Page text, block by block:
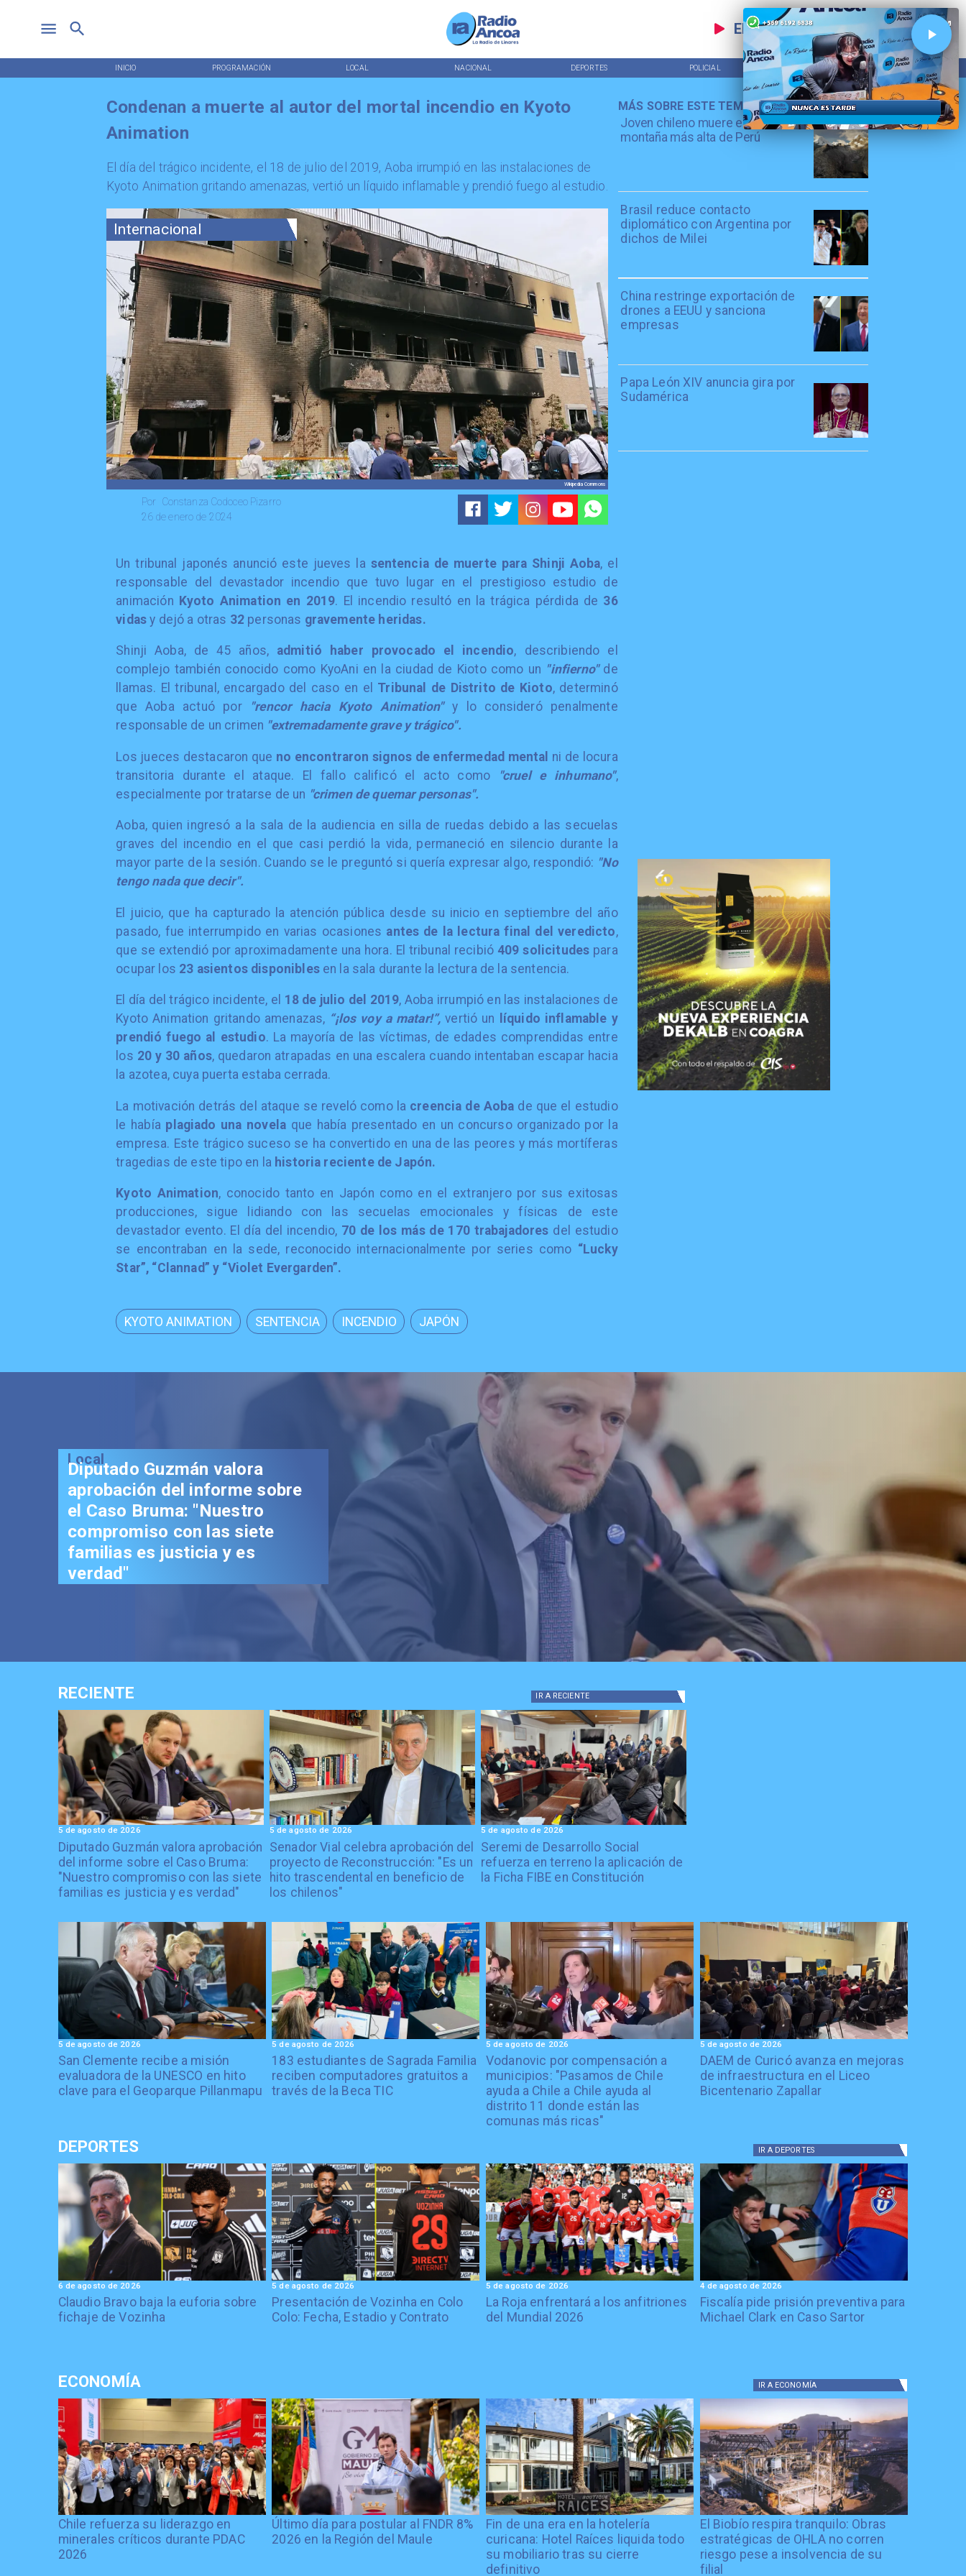
EN VIVO
INICIO PROGRAMACIÓN LOCAL NACIONAL DEPORTES POLICIAL TENDENCIAS
Internacional
Constanza Codoceo Pizarro
Por
26 de enero de 2024
Wikipedia Commons
Joven chileno muere escalando
montaña más alta de Perú
Brasil reduce contacto
diplomático con Argentina por
dichos de Milei
China restringe exportación de
drones a EEUU y sanciona
empresas
Papa León XIV anuncia gira por
Sudamérica
MÁS SOBRE ESTE TEMA
Condenan a muerte al autor del mortal incendio en Kyoto
Animation
​El día del trágico incidente, el 18 de julio del 2019, Aoba irrumpió en las instalaciones de
Kyoto Animation gritando amenazas, vertió un líquido inflamable y prendió fuego al estudio.
Un tribunal japonés anunció este jueves la sentencia de muerte para Shinji Aoba, el
responsable del devastador incendio que tuvo lugar en el prestigioso estudio de
animación Kyoto Animation en 2019. El incendio resultó en la trágica pérdida de 36
vidas y dejó a otras 32 personas gravemente heridas.
​Shinji Aoba, de 45 años, admitió haber provocado el incendio, describiendo el
complejo también conocido como KyoAni en la ciudad de Kioto como un "infierno"de
llamas. El tribunal, encargado del caso en el Tribunal de Distrito de Kioto, determinó
que Aoba actuó por
"rencor hacia Kyoto Animation"y lo consideró penalmente
responsable de un crimen "extremadamente grave y trágico".
​Los jueces destacaron que no encontraron signos de enfermedad mental ni de locura
transitoria durante el ataque. El fallo calificó el acto como
"cruel e inhumano",
especialmente por tratarse de un "crimen de quemar personas".
​Aoba, quien ingresó a la sala de la audiencia en silla de ruedas debido a las secuelas
graves del incendio en el que casi perdió la vida, permaneció en silencio durante la
mayor parte de la sesión. Cuando se le preguntó si quería expresar algo, respondió: "No
tengo nada que decir".
​El juicio, que ha capturado la atención pública desde su inicio en septiembre del año
pasado, fue interrumpido en varias ocasiones antes de la lectura final del veredicto,
que se extendió por aproximadamente una hora. El tribunal recibió 409 solicitudes para
ocupar los 23 asientos disponiblesen la sala durante la lectura de la sentencia.
El día del trágico incidente, el 18 de julio del 2019, Aoba irrumpió en las instalaciones de
Kyoto Animation gritando amenazas, “¡los voy a matar!”,vertió un
líquido inflamable y
prendió fuego al estudio. La mayoría de las víctimas, de edades comprendidas entre
los 20 y 30 años, quedaron atrapadas en una escalera cuando intentaban escapar hacia
la azotea, cuya puerta estaba cerrada.
La motivación detrás del ataque se reveló como la creencia de Aoba de que el estudio
le había plagiado una novela que había presentado en un concurso organizado por la
empresa. Este trágico suceso se ha convertido en una de las peores y más mortíferas
tragedias de este tipo en la historia reciente de Japón.
Kyoto Animation, conocido tanto en Japón como en el extranjero por sus exitosas
producciones, sigue lidiando con las secuelas emocionales y físicas de este
devastador evento. El día del incendio, 70 de los más de 170 trabajadores del estudio
se encontraban en la sede, reconocido internacionalmente por series como “Lucky
Star”, “Clannad” y “Violet Evergarden”.
KYOTO ANIMATION SENTENCIA INCENDIO JAPÓN
Local
Senador Vial celebra
aprobación del proyecto de
Reconstrucción: "Es un hito
trascendental en beneficio de
los chilenos"
RECIENTE IR A RECIENTE
Diputado Guzmán valora aprobación
del informe sobre el Caso Bruma:
"Nuestro compromiso con las siete
familias es justicia y es verdad"
5 de agosto de 2026
Senador Vial celebra aprobación del
proyecto de Reconstrucción: "Es un
hito trascendental en beneficio de
los chilenos"
5 de agosto de 2026
Seremi de Desarrollo Social
refuerza en terreno la aplicación de
la Ficha FIBE en Constitución
5 de agosto de 2026
San Clemente recibe a misión
evaluadora de la UNESCO en hito
clave para el Geoparque Pillanmapu
5 de agosto de 2026
183 estudiantes de Sagrada Familia
reciben computadores gratuitos a
través de la Beca TIC
5 de agosto de 2026
Vodanovic por compensación a
municipios: "Pasamos de Chile
ayuda a Chile a Chile ayuda al
distrito 11 donde están las
comunas más ricas"
5 de agosto de 2026
DAEM de Curicó avanza en mejoras
de infraestructura en el Liceo
Bicentenario Zapallar
5 de agosto de 2026
DEPORTES IR A DEPORTES
Claudio Bravo baja la euforia sobre
fichaje de Vozinha
6 de agosto de 2026
Presentación de Vozinha en Colo
Colo: Fecha, Estadio y Contrato
5 de agosto de 2026
La Roja enfrentará a los anfitriones
del Mundial 2026
5 de agosto de 2026
Fiscalía pide prisión preventiva para
Michael Clark en Caso Sartor
4 de agosto de 2026
ECONOMÍA IR A ECONOMÍA
Chile refuerza su liderazgo en
minerales críticos durante PDAC
2026
Último día para postular al FNDR 8%
2026 en la Región del Maule
Fin de una era en la hotelería
curicana: Hotel Raíces liquida todo
su mobiliario tras su cierre
definitivo
El Biobío respira tranquilo: Obras
estratégicas de OHLA no corren
riesgo pese a insolvencia de su
filial